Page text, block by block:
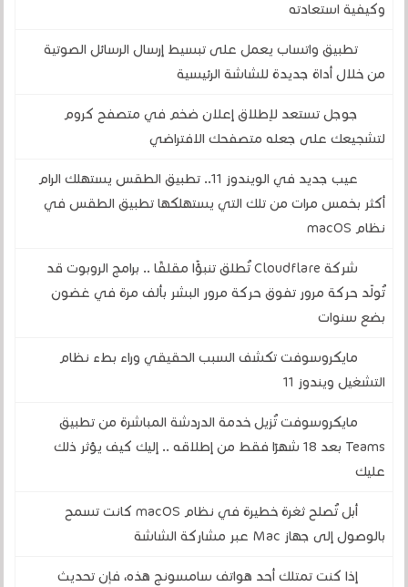
وكيفية استعادته
تطبيق واتساب يعمل على تبسيط إرسال الرسائل الصوتية
من خلال أداة جديدة للشاشة الرئيسية
جوجل تستعد لإطلاق إعلان ضخم في متصفح كروم
لتشجيعك على جعله متصفحك الافتراضي
عيب جديد في الويندوز 11.. تطبيق الطقس يستهلك الرام
أكثر بخمس مرات من تلك التي يستهلكها تطبيق الطقس في
نظام macOS
شركة Cloudflare تُطلق تنبؤًا مقلقًا .. برامج الروبوت قد
تُولّد حركة مرور تفوق حركة مرور البشر بألف مرة في غضون
بضع سنوات
مايكروسوفت تكشف السبب الحقيقي وراء بطء نظام
التشغيل ويندوز 11
مايكروسوفت تُزيل خدمة الدردشة المباشرة من تطبيق
Teams بعد 18 شهرًا فقط من إطلاقه .. إليك كيف يؤثر ذلك
عليك
أبل تُصلح ثغرة خطيرة في نظام macOS كانت تسمح
بالوصول إلى جهاز Mac عبر مشاركة الشاشة
إذا كنت تمتلك أحد هواتف سامسونج هذه، فإن تحديث